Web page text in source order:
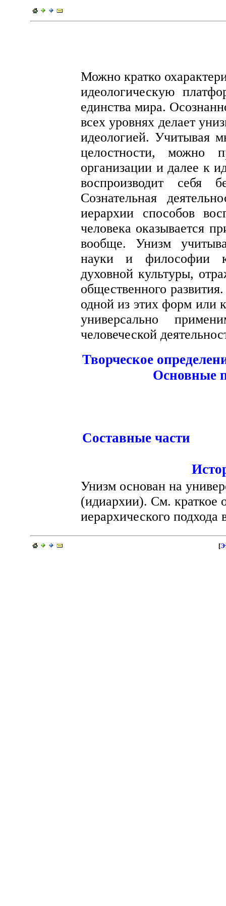
Можно кратко
идеологическую
единства мира.
всех уровнях делает
идеологией. Учитывая
целостности, можно
организации и далее к
воспроизводит себя
Сознательная
иерархии способов
человека оказывается
вообще. Унизм
науки и философии
духовной культуры,
общественного
одной из этих форм или
универсально
человеческой
Творческое
Основные
Составные части
Унизм основан на
(идиархии). См. краткое
иерархического подхода
[